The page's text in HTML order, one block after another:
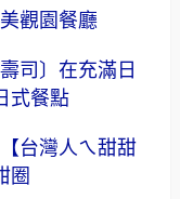
觀園餐廳
司〕在充滿日
式餐點
台灣人ㄟ甜甜
圈